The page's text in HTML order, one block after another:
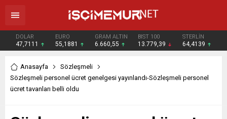
DOLAR
47,7111
EURO
55,1881
GRAM ALTIN
6.660,55
BIST 100
13.779,39
STERLİN
64,4139
Anasayfa
Sözleşmeli
Sözleşmeli personel ücret genelgesi yayınlandı-Sözleşmeli personel
ücret tavanları belli oldu